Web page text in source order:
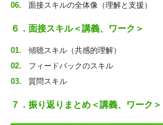
面接スキルの全体像（理解と支援）
６．面接スキル＜講義、ワーク＞
傾聴スキル（共感的理解）
フィードバックのスキル
質問スキル
７．振り返りまとめ＜講義、ワーク＞